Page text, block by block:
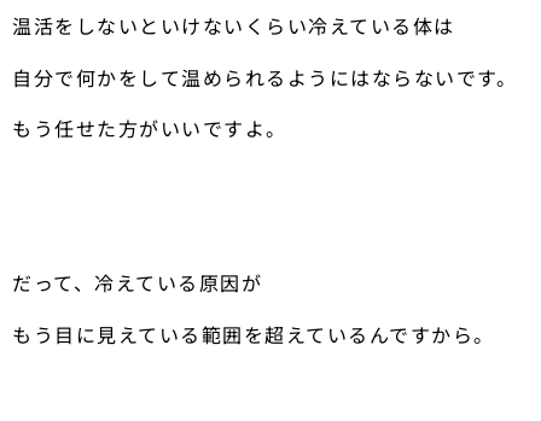
温活をしないといけないくらい冷えている体は
自分で何かをして温められるようにはならないです。
もう任せた方がいいですよ。
だって、冷えている原因が
もう目に見えている範囲を超えているんですから。